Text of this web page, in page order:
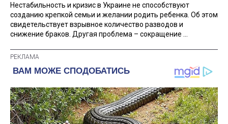
Нестабильность и кризис в Украине не способствуют
созданию крепкой семьи и желании родить ребенка. Об этом
свидетельствует взрывное количество разводов и
снижение браков. Другая проблема – сокращение ...